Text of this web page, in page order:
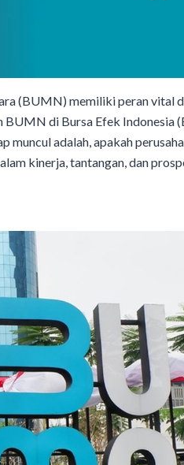
(BUMN) memiliki peran vital
BUMN di Bursa Efek Indonesia
muncul adalah, apakah
kinerja, tantangan, dan